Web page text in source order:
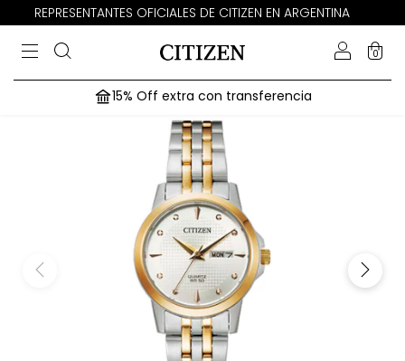
REPRESENTANTES OFICIALES DE CITIZEN EN ARGENTINA
0
15% Off extra con transferencia